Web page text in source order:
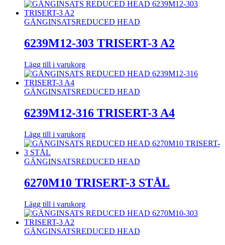
GÄNGINSATSREDUCED HEAD
6239M12-303 TRISERT-3 A2
Lägg till i varukorg
GÄNGINSATSREDUCED HEAD
6239M12-316 TRISERT-3 A4
Lägg till i varukorg
GÄNGINSATSREDUCED HEAD
6270M10 TRISERT-3 STÅL
Lägg till i varukorg
GÄNGINSATSREDUCED HEAD